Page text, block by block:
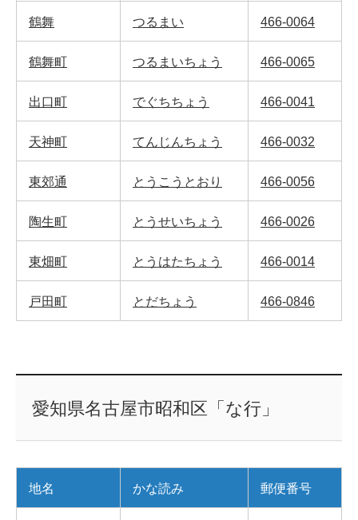
鶴舞 つるまい 466-0064
鶴舞町 つるまいちょう 466-0065
出口町 でぐちちょう 466-0041
天神町 てんじんちょう 466-0032
東郊通 とうこうとおり 466-0056
陶生町 とうせいちょう 466-0026
東畑町 とうはたちょう 466-0014
戸田町 とだちょう 466-0846
愛知県名古屋市昭和区「な行」
地名 かな読み 郵便番号